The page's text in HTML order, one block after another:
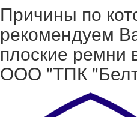
Причины по
рекомендуем
плоские ремни
ООО "ТПК